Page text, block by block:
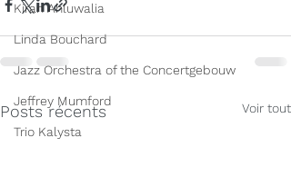
Kiran Ahluwalia
Linda Bouchard
Jazz Orchestra of the Concertgebouw
Jeffrey Mumford
Trio Kalysta
Posts récents Voir tout